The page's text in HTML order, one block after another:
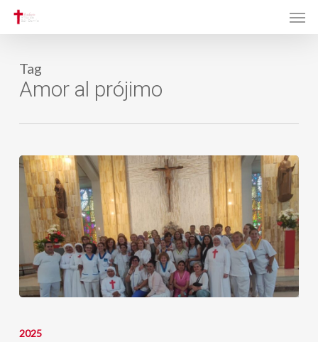
Skip
content
Tag
Amor al prójimo
en
2025